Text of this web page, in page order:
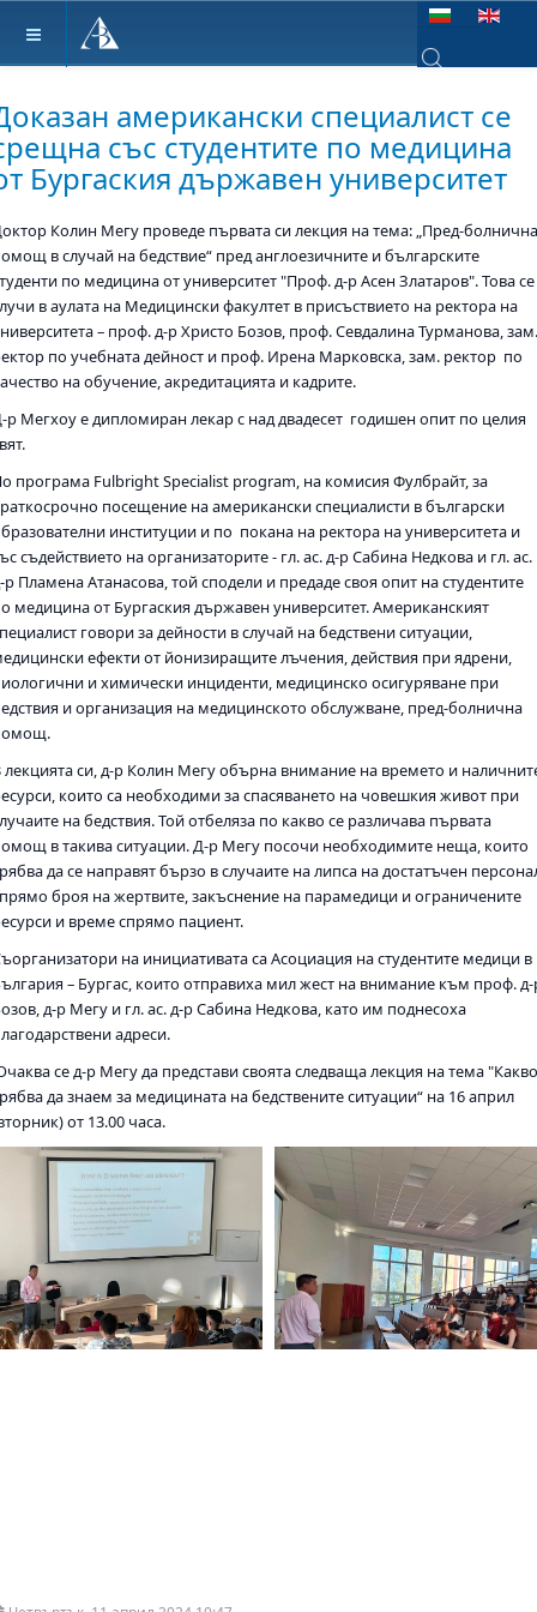
Изберете език
американски специалист се
със студентите по медицина
Бургаския държавен университет
Колин Мегу проведе първата си лекция на тема: „Пред-
в случай на бедствие“ пред англоезичните и българските
по медицина от университет "Проф. д-р Асен Златаров". Това се
в аулата на Медицински факултет в присъствието на ректора на
– проф. д-р Христо Бозов, проф. Севдалина Турманова,
по учебната дейност и проф. Ирена Марковска, зам. ректор по
на обучение, акредитацията и кадрите.
р Мегхоу е дипломиран лекар с над двадесет годишен опит по целия
програма Fulbright Specialist program, на комисия Фулбрайт, за
посещение на американски специалисти в български
институции и по покана на ректора на университета и
съдействието на организаторите - гл. ас. д-р Сабина Недкова и гл. ас.
р Пламена Атанасова, той сподели и предаде своя опит на студентите
медицина от Бургаския държавен университет. Американският
говори за дейности в случай на бедствени ситуации,
ефекти от йонизиращите лъчения, действия при ядрени,
и химически инциденти, медицинско осигуряване при
и организация на медицинското обслужване, пред-болнична
лекцията си, д-р Колин Мегу обърна внимание на времето и
които са необходими за спасяването на човешкия живот при
на бедствия. Той отбеляза по какво се различава първата
в такива ситуации. Д-р Мегу посочи необходимите неща, които
да се направят бързо в случаите на липса на достатъчен
броя на жертвите, закъснение на парамедици и ограничените
и време спрямо пациент.
на инициативата са Асоциация на студентите медици в
– Бургас, които отправиха мил жест на внимание към проф.
д-р Мегу и гл. ас. д-р Сабина Недкова, като им поднесоха
адреси.
се д-р Мегу да представи своята следваща лекция на тема
да знаем за медицината на бедствените ситуации“ на 16 април
от 13.00 часа.